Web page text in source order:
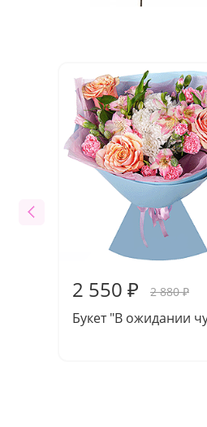
2 550 ₽ 2 880 ₽
Букет "В ожидании